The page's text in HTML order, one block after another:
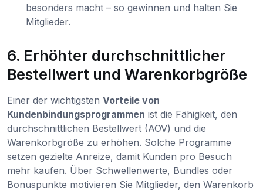
besonders macht – so gewinnen und halten Sie
Mitglieder.
6. Erhöhter durchschnittlicher
Bestellwert und Warenkorbgröße
Einer der wichtigsten Vorteile von
Kundenbindungsprogrammen ist die Fähigkeit, den
durchschnittlichen Bestellwert (AOV) und die
Warenkorbgröße zu erhöhen. Solche Programme
setzen gezielte Anreize, damit Kunden pro Besuch
mehr kaufen. Über Schwellenwerte, Bundles oder
Bonuspunkte motivieren Sie Mitglieder, den Warenkorb